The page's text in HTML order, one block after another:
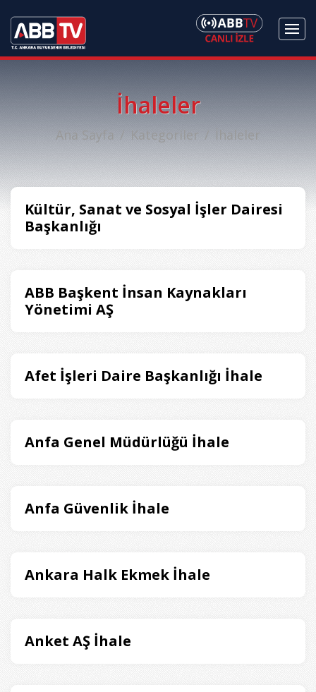
İhaleler
Ana Sayfa Kategoriler İhaleler
Kültür, Sanat ve Sosyal İşler Dairesi
Başkanlığı
ABB Başkent İnsan Kaynakları
Yönetimi AŞ
Afet İşleri Daire Başkanlığı İhale
Anfa Genel Müdürlüğü İhale
Anfa Güvenlik İhale
Ankara Halk Ekmek İhale
Anket AŞ İhale